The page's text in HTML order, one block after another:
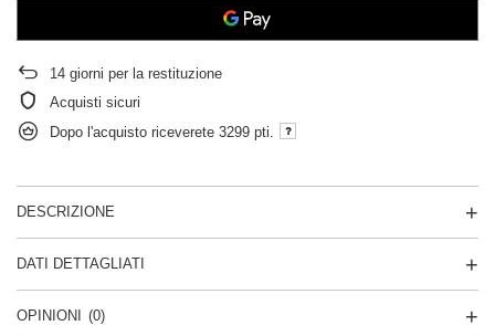
14 giorni per la restituzione
Acquisti sicuri
Dopo l'acquisto riceverete 3299 pti.
DESCRIZIONE
DATI DETTAGLIATI
OPINIONI (0)